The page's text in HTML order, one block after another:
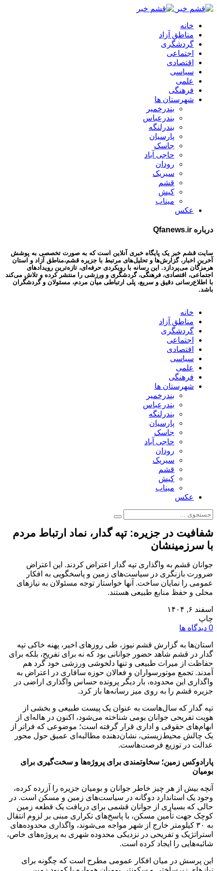
خانه
مناطق آزاد
گردشگری
اجتماعی
اقتصادی
سیاسی
علمی
فرهنگی
شهرستان ها
بندرخمیر
بندرعباس
بندرلنگه
پارسیان
جاسک
حاجی آباد
رودان
سیریک
قشم
کیش
میناب
عکس
درباره Qfanews.ir
سایت قشم خبر یک پایگاه خبری آنلاین است که به صورت تخصصی به پوشش
آخرین اخبار، گزارش‌ها و تحلیل‌های مرتبط با جزیره قشم،مناطق آزاد و استان
هرمزگان می‌پردازد. این رسانه با رویکردی حرفه‌ای، تازه‌ترین رویدادهای
اجتماعی، اقتصادی، فرهنگی، گردشگری و ورزشی را منتشر کرده و تلاش می‌کند
با اطلاع‌رسانی دقیق و سریع، پلی ارتباطی میان مردم، مسئولان و گردشگران
باشد.
خانه
مناطق آزاد
گردشگری
اجتماعی
اقتصادی
سیاسی
علمی
فرهنگی
شهرستان ها
بندرخمیر
بندرعباس
بندرلنگه
پارسیان
جاسک
حاجی آباد
رودان
سیریک
قشم
کیش
میناب
عکس
شفافیت در جزیره: تپه گدار، نماد ارتباط مردم
با سرزمینشان
جوانان قشم به واگذاری تپه گدار اعتراض کردند. این اعتراض
ضرورت بازنگری در سیاست‌های زمین و پاسخگویی به افکار
عمومی را نمایان ساخت. آنها خواستار توجه مسئولان به نیازهای
محلی و حفظ منابع طبیعی هستند.
اسفند ۶, ۱۴۰۴
چاپ
0 دیدگاه ها
استان‌ها به گزارش قشم نیوز، طی روزهای اخیر، پهنه خاکی تپه
گدار در قشم شاهد حضور جوانانی بود که نه برای تفریح، بلکه برای
حفاظت از میراث طبیعی و تنها دلخوشی ورزشی خود گرد هم
آمدند. تجمع موتورسواران و فعالان حوزه سافاری در اعتراض به
واگذاری این محدوده، بار دیگر پرونده حساس واگذاری اراضی در
جزیره قشم را به روی میز رسانه‌ها باز کرد.
تپه گدار که سال‌هاست به عنوان یک پیست طبیعی و بخشی از
هویت تفریحی جوانان بومی شناخته می‌شود، اکنون در هاله‌ای از
ابهام‌های حقوقی و اداری قرار گرفته است؛ موضوعی که فراتر از
یک چالش محیط‌زیستی، نشان‌دهنده مطالبه‌ای عمیق حول محور
عدالت در توزیع فرصت‌هاست.
پارادوکس زمین؛ سخاوتمندی برای پروژه‌ها و سخت‌گیری برای
بومیان
آنچه بیش از هر چیز خاطر جوانان و بومیان جزیره را آزرده کرده،
وجود یک استاندارد دوگانه در سیاست‌های زمین و مسکن است. در
حالی که بسیاری از جوانان قشمی برای دریافت یک قطعه زمین
کوچک جهت تأمین مسکن، با پاسخ‌های تکراری مبنی بر لزوم انتقال
به ۳۰ کیلومتر خارج از شهر مواجه می‌شوند، واگذاری محدوده‌های
استراتژیک و تفریحی در نزدیکی محدوده شهری به پروژه‌های خاص،
شائبه‌هایی را ایجاد کرده است.
این پرسش در میان افکار عمومی مطرح است که چگونه برای